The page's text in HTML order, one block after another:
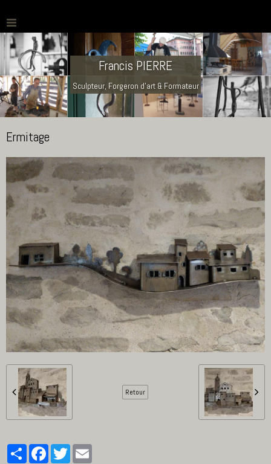
Francis PIERRE
Sculpteur, Forgeron d'art & Formateur
Ermitage
Retour
PartagerFacebookTwitter